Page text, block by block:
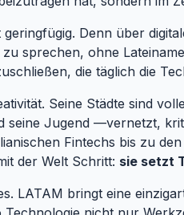
geringfügig. Denn über
sprechen, ohne
die täglich die
Seine Städte sind
seine Jugend —vernetzt,
Fintechs bis zu
der Welt Schritt: sie setzt
LATAM bringt eine